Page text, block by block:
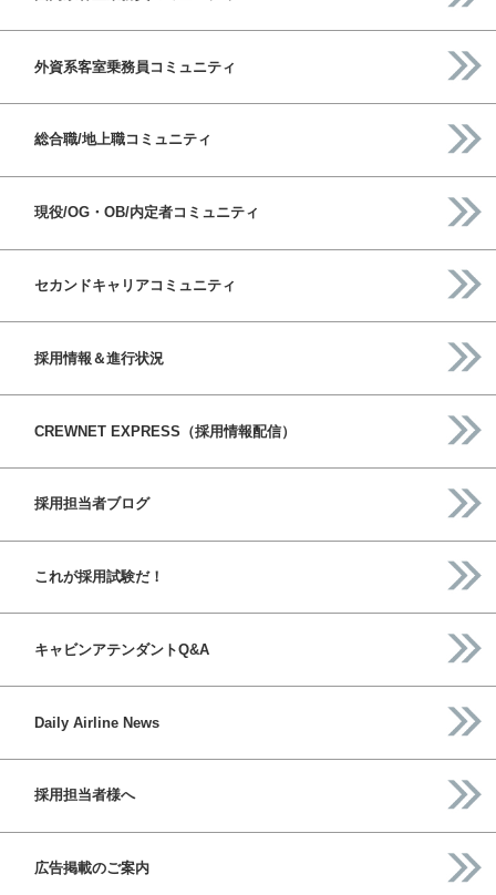
外資系客室乗務員コミュニティ
総合職/地上職コミュニティ
現役/OG・OB/内定者コミュニティ
セカンドキャリアコミュニティ
採用情報＆進行状況
CREWNET EXPRESS（採用情報配信）
採用担当者ブログ
これが採用試験だ！
キャビンアテンダントQ&A
Daily Airline News
採用担当者様へ
広告掲載のご案内